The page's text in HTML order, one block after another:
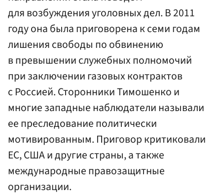
для возбуждения уголовных дел. В 2011
году она была приговорена к семи годам
лишения свободы по обвинению
в превышении служебных полномочий
при заключении газовых контрактов
с Россией. Сторонники Тимошенко и
многие западные наблюдатели называли
ее преследование политически
мотивированным. Приговор критиковали
ЕС, США и другие страны, а также
международные правозащитные
организации.